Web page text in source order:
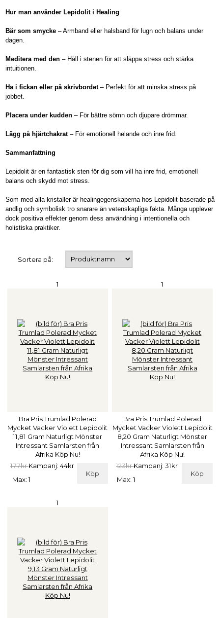
Hur man använder Lepidolit i Healing
Bär som smycke– Armband eller halsband för lugn och balans under
dagen.
Meditera med den– Håll i stenen för att släppa stress och stärka
intuitionen.
Ha i fickan eller på skrivbordet– Perfekt för att minska stress på
jobbet.
Placera under kudden– För bättre sömn och djupare drömmar.
Lägg på hjärtchakrat– För emotionell helande och inre frid.
Sammanfattning
Lepidolit är en fantastisk sten för dig som vill ha inre frid, emotionell
balans och skydd mot stress.
Som med alla kristaller är healingegenskaperna hos Lepidolit baserade på
andlig och symbolisk tro snarare än vetenskapliga fakta. Många upplever
dock positiva effekter genom dess användning i intentionella och
holistiska praktiker.
Sortera på:
1
Bra Pris Trumlad Polerad
Mycket Vacker Violett Lepidolit
11,81 Gram Naturligt Mönster
Intressant Samlarsten från
Afrika Köp Nu!
177krKampanj: 44kr
Köp
Max: 1
1
Bra Pris Trumlad Polerad
Mycket Vacker Violett Lepidolit
8,20 Gram Naturligt Mönster
Intressant Samlarsten från
Afrika Köp Nu!
123krKampanj: 31kr
Köp
Max: 1
1